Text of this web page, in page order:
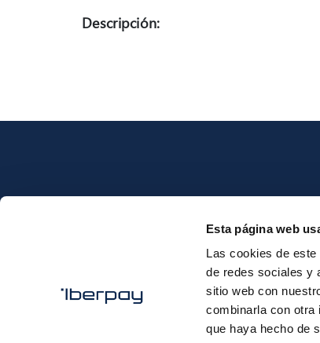
Esta página web
Las cookies de
de redes sociales y
sitio web con
combinarla con otra
que haya hecho de
Descripción: